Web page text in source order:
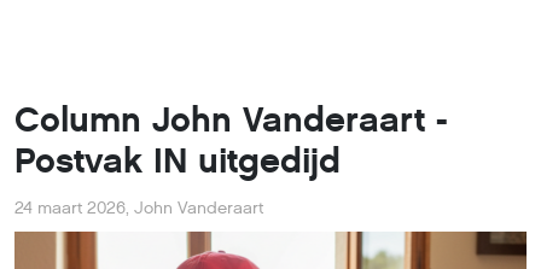
Column John Vanderaart -
Postvak IN uitgedijd
24 maart 2026, John Vanderaart